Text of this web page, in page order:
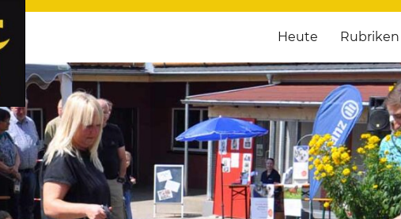
das Veranstaltungsportal für
für Hof und Hochfranken. Täglich aktuelle Termine von Kultur bis
Heute Rubriken